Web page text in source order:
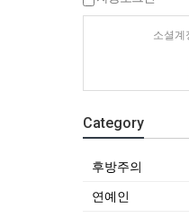
소셜계
Category
후방주의
연예인